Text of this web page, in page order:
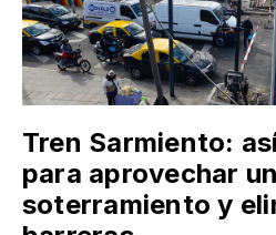
Tren Sarmiento:
para aprovechar
soterramiento y